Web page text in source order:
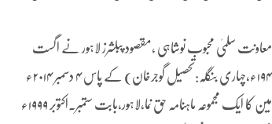
معاونت سلمیٰ محبوب نوشاہی ،مقصود پبلشرز لاہور نے اگست
۲۰۰۰ء میں شایع کیاہے .راقم نے یہ مجموعہ آپ کے ایک مریدمحمد رفیع راز(پ:۶ جنوری۱۹۴۹ء،چہاری بنگلہ:تحصیل گوجرخان) کے پاس ۴ دسمبر ۲۰۱۴ء
کودیکھا .محبوب حسین نوشاہی کی وفات کے بعد ان کی شخصیت کے بارے میں تاثراتی مضامین کا ایک مجموعہ ماہنامہ حق نما،لاہور،بابت ستمبر۔اکتوبر ۱۹۹۹ء